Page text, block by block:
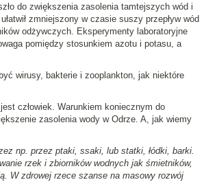
do zwiększenia zasolenia tamtejszych wód i
zmniejszony w czasie suszy przepływ wód
odżywczych. Eksperymenty laboratoryjne
pomiędzy stosunkiem azotu i potasu, a
wirusy, bakterie i zooplankton, jak niektóre
człowiek. Warunkiem koniecznym do
zasolenia wody w Odrze. A, jak wiemy
np. przez ptaki, ssaki, lub statki, łódki, barki.
rzek i zbiorników wodnych jak śmietników,
W zdrowej rzece szanse na masowy rozwój